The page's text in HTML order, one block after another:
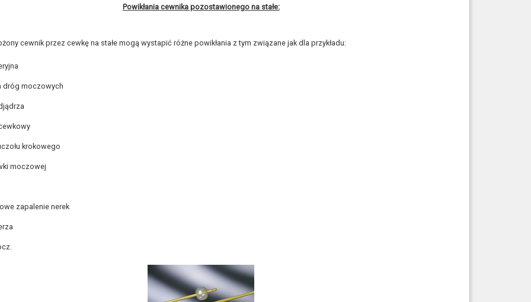
Powikłania cewnika pozostawionego na stałe:
cewnik przez cewkę na stałe mogą wystapić różne powikłania z tym związane jak dla przykładu:
dróg moczowych
krokowego
moczowej
zapalenie nerek